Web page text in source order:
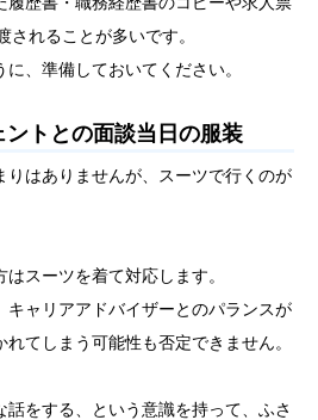
されることが多いです。
、準備しておいてください。
ントとの面談当日の服装
りはありませんが、スーツで行くのが
スーツを着て対応します。
キャリアアドバイザーとのパランスが
てしまう可能性も否定できません。
話をする、という意識を持って、ふさ